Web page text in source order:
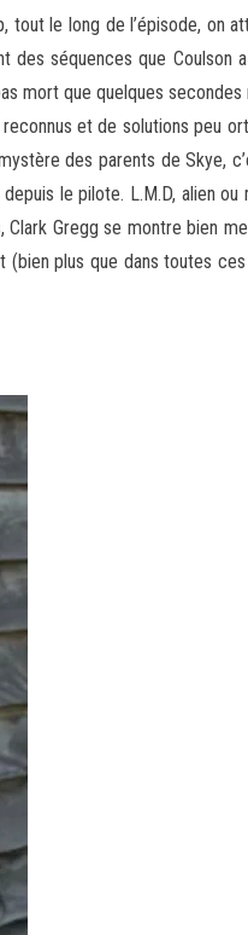
le long de l’épisode, on
séquences que Coulson
mort que quelques
et de solutions peu
des parents de Skye,
le pilote. L.M.D, alien
Gregg se montre bien
plus que dans toutes